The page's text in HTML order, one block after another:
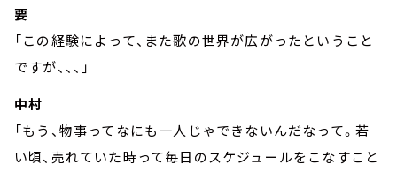
要
「この経験によって、また歌の世界が広がったということ
ですが、、、」
中村
「もう、物事ってなにも一人じゃできないんだなって。若
い頃、売れていた時って毎日のスケジュールをこなすこと